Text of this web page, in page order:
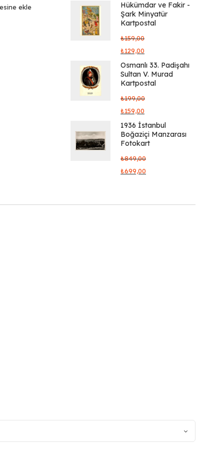
ekle
Hükümdar ve Fakir -
Şark Minyatür
Kartpostal
₺159,00
₺129,00
Osmanlı 33. Padişahı
Sultan V. Murad
Kartpostal
₺199,00
₺159,00
1936 İstanbul
Boğaziçi Manzarası
Fotokart
₺849,00
₺699,00